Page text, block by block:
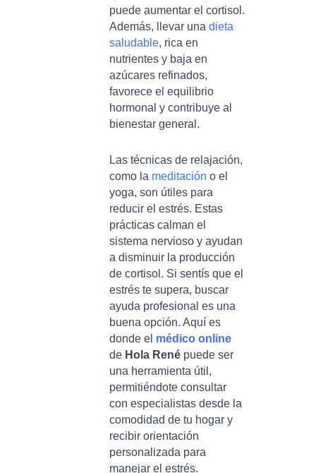
puede aumentar el cortisol.
Además, llevar una dieta
saludable, rica en
nutrientes y baja en
azúcares refinados,
favorece el equilibrio
hormonal y contribuye al
bienestar general.
Las técnicas de relajación,
como la meditación o el
yoga, son útiles para
reducir el estrés. Estas
prácticas calman el
sistema nervioso y ayudan
a disminuir la producción
de cortisol. Si sentís que el
estrés te supera, buscar
ayuda profesional es una
buena opción. Aquí es
donde el médico online
de Hola René puede ser
una herramienta útil,
permitiéndote consultar
con especialistas desde la
comodidad de tu hogar y
recibir orientación
personalizada para
manejar el estrés.